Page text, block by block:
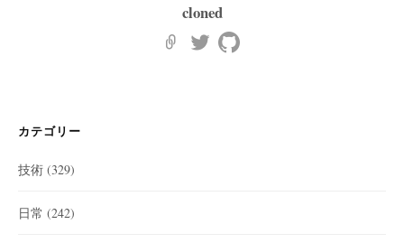
cloned
カテゴリー
技術 (329)
日常 (242)